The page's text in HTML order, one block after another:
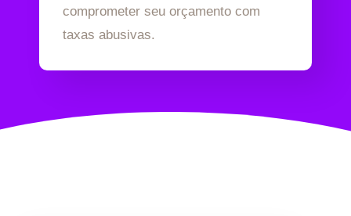
comprometer seu orçamento com
taxas abusivas.